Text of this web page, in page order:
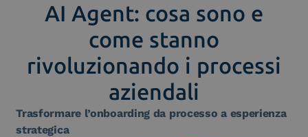
AI Agent: cosa sono e
come stanno
rivoluzionando i processi
aziendali
Trasformare l’onboarding da processo a esperienza
strategica